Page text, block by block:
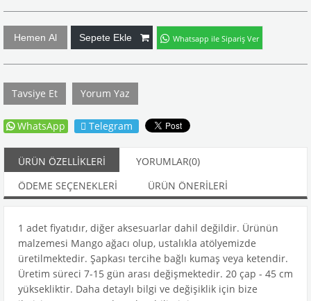
Whatsapp ile Sipariş Ver
Tavsiye Et Yorum Yaz
WhatsApp Telegram
ÜRÜN ÖZELLIKLERI YORUMLAR(0)
ÖDEME SEÇENEKLERI
ÜRÜN ÖNERILERI
1 adet fiyatıdır, diğer aksesuarlar dahil değildir. Ürünün
malzemesi Mango ağacı olup, ustalıkla atölyemizde
üretilmektedir. Şapkası tercihe bağlı kumaş veya ketendir.
Üretim süreci 7-15 gün arası değişmektedir. 20 çap - 45 cm
yüksekliktir. Daha detaylı bilgi ve değişiklik için bize